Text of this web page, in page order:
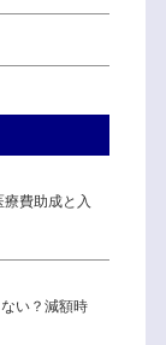
費助成と入
い？減額時